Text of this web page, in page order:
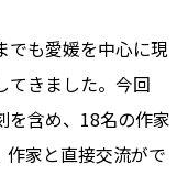
でも愛媛を中心に現
てきました。今回
含め、 18名の作家
作家と直接交流がで